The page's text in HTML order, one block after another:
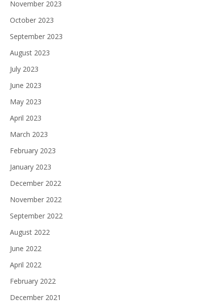
November 2023
October 2023
September 2023
August 2023
July 2023
June 2023
May 2023
April 2023
March 2023
February 2023
January 2023
December 2022
November 2022
September 2022
August 2022
June 2022
April 2022
February 2022
December 2021